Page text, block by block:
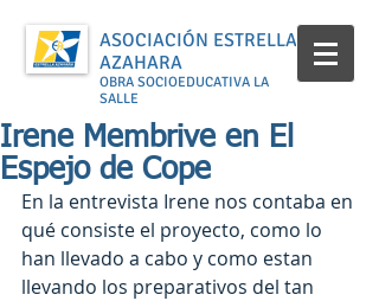
ASOCIACIÓN ESTRELLA
AZAHARA
OBRA SOCIOEDUCATIVA LA
SALLE
Irene Membrive en El
Espejo de Cope
En la entrevista Irene nos contaba en
qué consiste el proyecto, como lo
han llevado a cabo y como estan
llevando los preparativos del tan